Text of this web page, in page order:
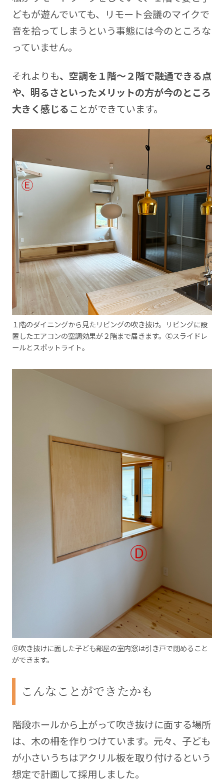
どもが遊んでいても、リモート会議のマイクで
音を拾ってしまうという事態には今のところな
っていません。
それよりも、空調を１階～２階で融通できる点
や、明るさといったメリットの方が今のところ
大きく感じることができています。
１階のダイニングから見たリビングの吹き抜け。リビングに設
置したエアコンの空調効果が２階まで届きます。Ⓔスライドレ
ールとスポットライト。
Ⓓ吹き抜けに面した子ども部屋の室内窓は引き戸で閉めること
ができます。
こんなことができたかも
階段ホールから上がって吹き抜けに面する場所
は、木の柵を作りつけています。元々、子ども
が小さいうちはアクリル板を取り付けるという
想定で計画して採用しました。